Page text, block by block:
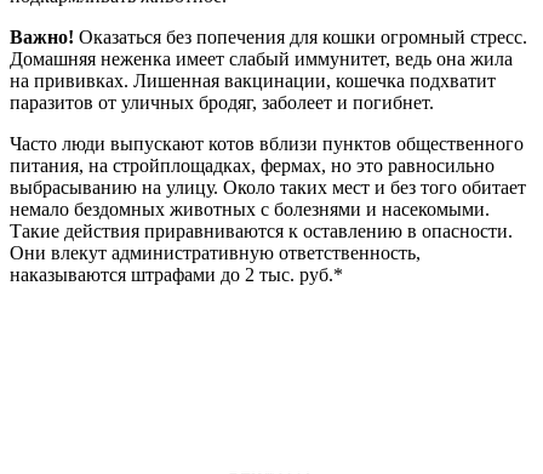
Важно! Оказаться без попечения для кошки огромный стресс.
Домашняя неженка имеет слабый иммунитет, ведь она жила
на прививках. Лишенная вакцинации, кошечка подхватит
паразитов от уличных бродяг, заболеет и погибнет.
Часто люди выпускают котов вблизи пунктов общественного
питания, на стройплощадках, фермах, но это равносильно
выбрасыванию на улицу. Около таких мест и без того обитает
немало бездомных животных с болезнями и насекомыми.
Такие действия приравниваются к оставлению в опасности.
Они влекут административную ответственность,
наказываются штрафами до 2 тыс. руб.*